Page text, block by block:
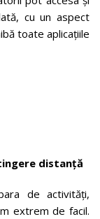
cu un aspect
toate aplicațiile
distanță
de activități,
extrem de facil.